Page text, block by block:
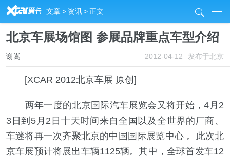
R 文章> 资讯>正文 j
北京车展场馆图 参展品牌重点车型介绍
2012-04-12 发布于北京
谢嵩
[XCAR 2012北京车展 原创]
两年一度的北京国际汽车展览会又将开始，4月2
3日到5月2日十天时间来自全国以及全世界的厂商、
车迷将再一次齐聚北京的中国国际展览中心 。此次北
京车展预计将展出车辆1125辆。其中，全球首发车12